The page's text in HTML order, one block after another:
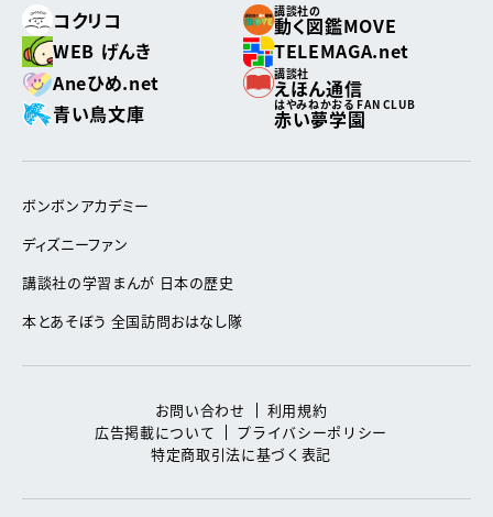
コクリコ
講談社の
動く図鑑MOVE
WEB げんき
TELEMAGA.net
Aneひめ.net
講談社
えほん通信
青い鳥文庫
はやみねかおる FAN CLUB
赤い夢学園
ボンボンアカデミー
ディズニーファン
講談社の学習まんが 日本の歴史
本とあそぼう 全国訪問おはなし隊
お問い合わせ
利用規約
広告掲載について
プライバシーポリシー
特定商取引法に基づく表記